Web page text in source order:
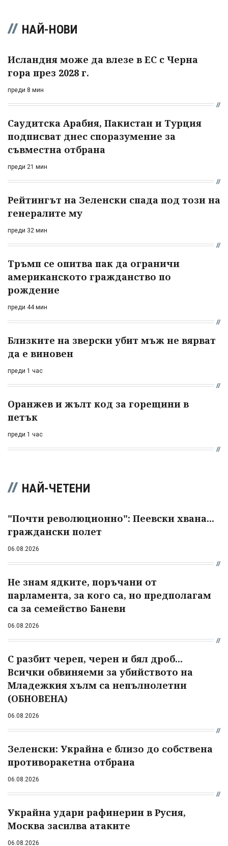
НАЙ-НОВИ
Исландия може да влезе в ЕС с Черна
гора през 2028 г.
преди 8 мин
Саудитска Арабия, Пакистан и Турция
подписват днес споразумение за
съвместна отбрана
преди 21 мин
Рейтингът на Зеленски спада под този на
генералите му
преди 32 мин
Тръмп се опитва пак да ограничи
американското гражданство по
рождение
преди 44 мин
Близките на зверски убит мъж не вярват
да е виновен
преди 1 час
Оранжев и жълт код за горещини в
петък
преди 1 час
НАЙ-ЧЕТЕНИ
"Почти революционно": Пеевски хвана...
граждански полет
06.08.2026
Не знам ядките, поръчани от
парламента, за кого са, но предполагам
са за семейство Баневи
06.08.2026
С разбит череп, черен и бял дроб...
Всички обвиняеми за убийството на
Младежкия хълм са непълнолетни
(ОБНОВЕНА)
06.08.2026
Зеленски: Украйна е близо до собствена
противоракетна отбрана
06.08.2026
Украйна удари рафинерии в Русия,
Москва засилва атаките
06.08.2026